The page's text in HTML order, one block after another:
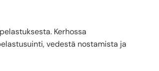
Kerhossa
vedestä nostamista ja